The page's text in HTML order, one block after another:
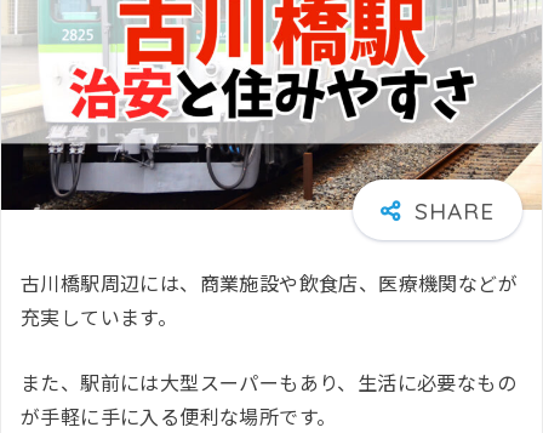
古川橋駅周辺には、商業施設や飲食店、医療機関などが
充実しています。
また、駅前には大型スーパーもあり、生活に必要なもの
が手軽に手に入る便利な場所です。